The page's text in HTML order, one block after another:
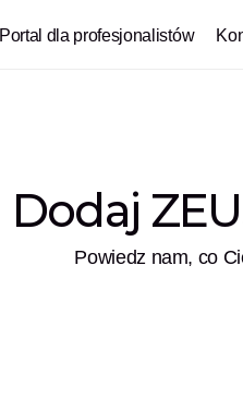
Portal dla profesjonalistów
Dodaj
Powiedz nam, co